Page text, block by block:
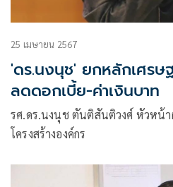
25 เมษายน 2567
'ดร.นงนุช' ยกหลักเศรษ
ลดดอกเบี้ย-ค่าเงินบาท
รศ.ดร.นงนุช ตันติสันติวงศ์ หัวหน้า
โครงสร้างองค์กร